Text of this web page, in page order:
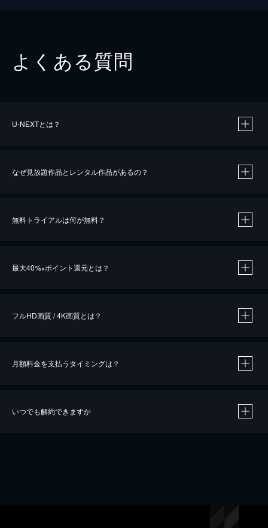
よくある質問
U-NEXTとは？
なぜ見放題作品とレンタル作品があるの？
無料トライアルは何が無料？
最大40%※ポイント還元とは？
※40％ポイント還元の対象は、クレジットカード決済による作品の購入 / レンタルです。
iOSアプリのUコイン決済による作品の購入 / レンタルは、20％のポイント還元です。
フルHD画質 / 4K画質とは？
月額料金を支払うタイミングは？
いつでも解約できますか